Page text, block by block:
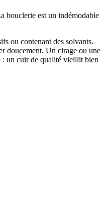
bouclerie est un indémodable
ou contenant des solvants.
doucement. Un cirage ou une
: un cuir de qualité vieillit bien